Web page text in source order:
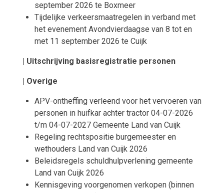
september 2026 te Boxmeer
Tijdelijke verkeersmaatregelen in verband met
het evenement Avondvierdaagse van 8 tot en
met 11 september 2026 te Cuijk
| Uitschrijving basisregistratie personen
| Overige
APV-ontheffing verleend voor het vervoeren van
personen in huifkar achter tractor 04-07-2026
t/m 04-07-2027 Gemeente Land van Cuijk
Regeling rechtspositie burgemeester en
wethouders Land van Cuijk 2026
Beleidsregels schuldhulpverlening gemeente
Land van Cuijk 2026
Kennisgeving voorgenomen verkopen (binnen